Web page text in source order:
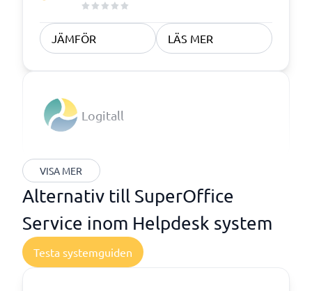
JÄMFÖR LÄS MER
Logitall
VISA MER
Alternativ till SuperOffice
Service inom Helpdesk system
Testa systemguiden